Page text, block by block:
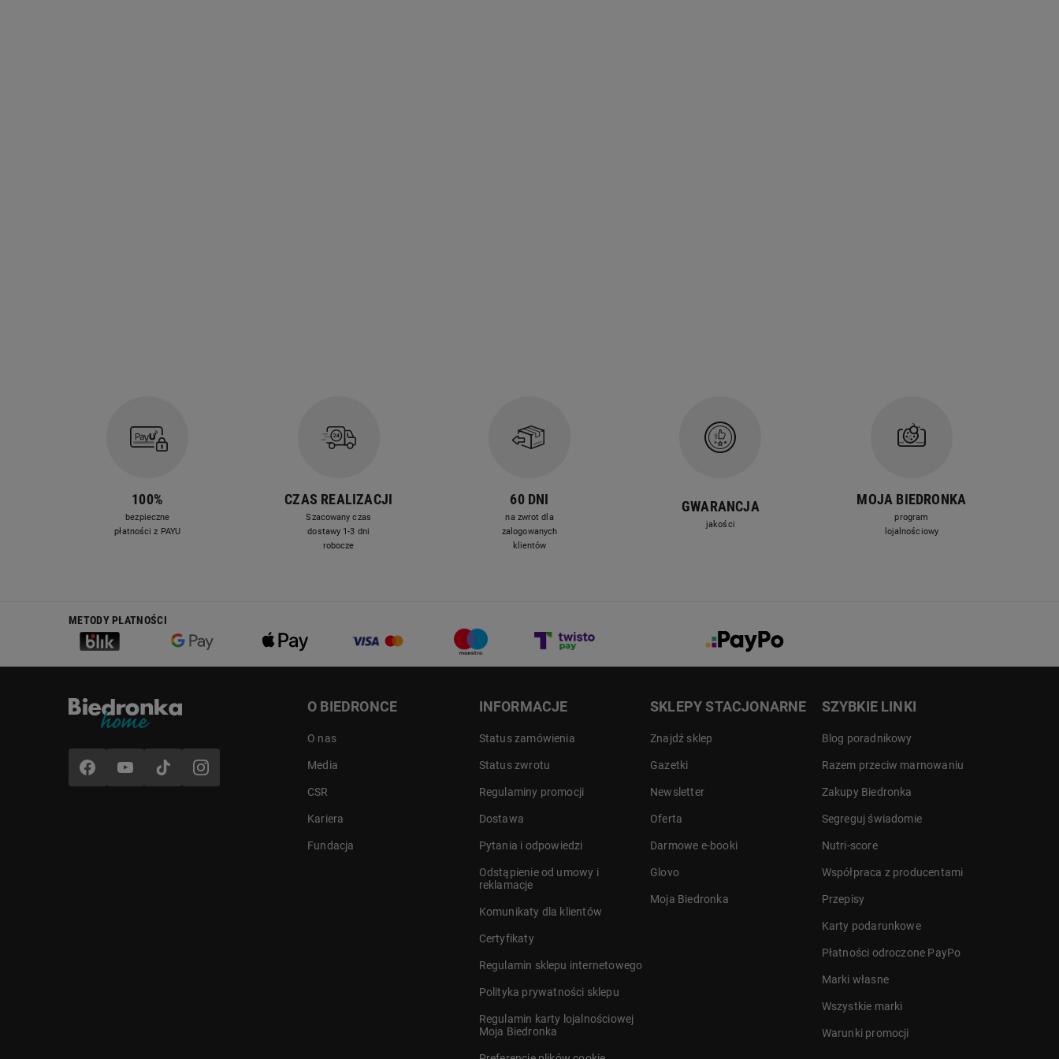
100%
bezpieczne
płatności z PAYU
CZAS REALIZACJI
Szacowany czas
dostawy 1-3 dni
robocze
60 DNI
na zwrot dla
zalogowanych
klientów
GWARANCJA
jakości
MOJA BIEDRONKA
program
lojalnościowy
METODY PŁATNOŚCI
O BIEDRONCE
O nas
Media
CSR
Kariera
Fundacja
INFORMACJE
Status zamówienia
Status zwrotu
Regulaminy promocji
Dostawa
Pytania i odpowiedzi
Odstąpienie od umowy i
reklamacje
Komunikaty dla klientów
Certyfikaty
Regulamin sklepu internetowego
Polityka prywatności sklepu
Regulamin karty lojalnościowej
Moja Biedronka
SKLEPY STACJONARNE
Znajdź sklep
Gazetki
Newsletter
Oferta
Darmowe e-booki
Glovo
Moja Biedronka
SZYBKIE LINKI
Blog poradnikowy
Razem przeciw marnowaniu
Zakupy Biedronka
Segreguj świadomie
Nutri-score
Współpraca z producentami
Przepisy
Karty podarunkowe
Płatności odroczone PayPo
Marki własne
Wszystkie marki
Warunki promocji